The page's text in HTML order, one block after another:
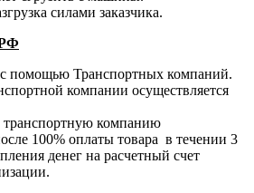
силами заказчика.
с помощью Транспортных компаний.
компании осуществляется
транспортную компанию
100% оплаты товара в течении 3
денег на расчетный счет